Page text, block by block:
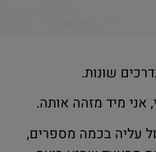
שונות.
מיד מזהה אותה.
עליה בכמה מספרים,